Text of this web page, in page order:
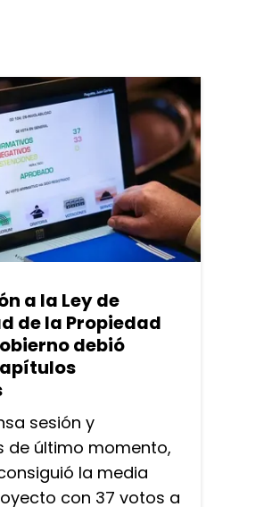
a la Ley de
de la Propiedad
debió
sesión y
de último momento,
la media
con 37 votos a